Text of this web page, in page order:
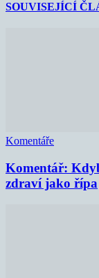
SOUVISEJÍCÍ
Komentáře
Komentář:
zdraví jako řípa